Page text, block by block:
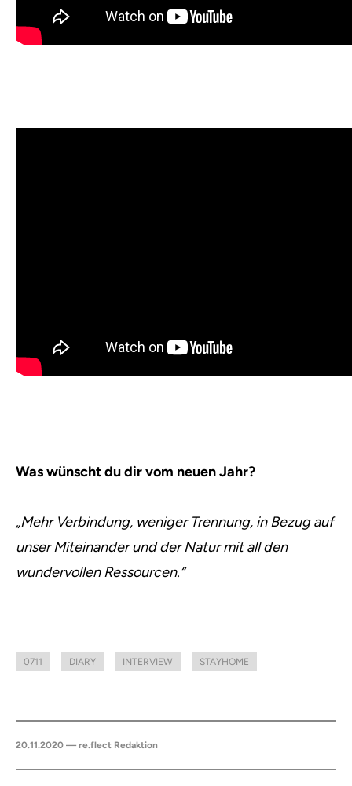
Was wünscht du dir vom neuen Jahr?
„Mehr Verbindung, weniger Trennung, in Bezug auf
unser Miteinander und der Natur mit all den
wundervollen Ressourcen.“
0711 DIARY INTERVIEW STAYHOME
20.11.2020 — re.flect Redaktion